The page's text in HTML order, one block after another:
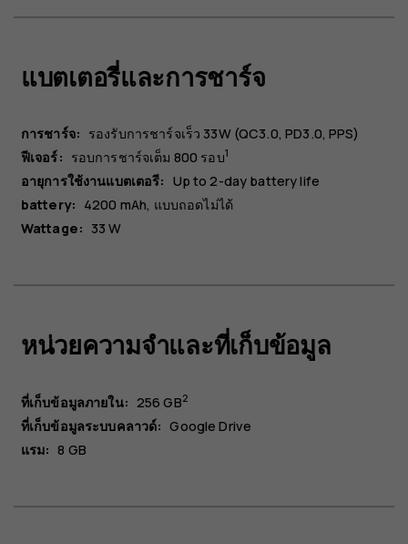
แบตเตอรี่และการชาร์จ
การชาร์จ: รองรับการชาร์จเร็ว 33W (QC3.0, PD3.0, PPS)
ฟีเจอร์: รอบการชาร์จเต็ม 800 รอบ1
อายุการใช้งานแบตเตอรี: Up to 2-day battery life
battery: 4200 mAh แบบถอดไม่ได้
Wattage: 33 W
หน่วยความจำและที่เก็บข้อมูล
ที่เก็บข้อมูลภายใน: 256 GB2
ที่เก็บข้อมูลระบบคลาวด์: Google Drive
แรม: 8 GB